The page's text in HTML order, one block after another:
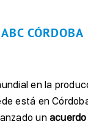
CÓRDOBA
en la
está en
un